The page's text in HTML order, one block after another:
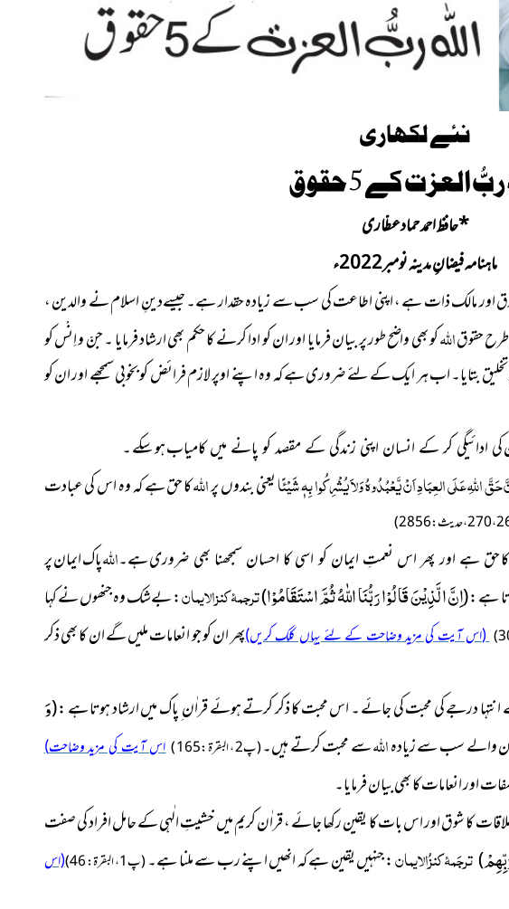
نئے لکھاری
العزت کے 5 حقوق
*حافظ احمد حمادعطّاری
ماہنامہ فیضانِ مدینہ نومبر2022ء
رازق اور مالک ذات ہے ، اپنی اطاعت کی سب سے زیادہ حقدار ہے۔ جیسےدینِ اسلام نے والدین ،
طرح حقوقاللہکو بھی واضح طور پر بیان فرمایا اور ان کو ادا کرنے کا حکم بھی ارشاد فرمایا ۔ جنّ و اِنْس کو
بتایا۔ اب ہر ایک کے لئے ضروری ہے کہ وہ اپنے اوپر لازم فرائض کو بخوبی سمجھے اور ان کو
کی ادائیگی کر کے انسان اپنی زندگی کے مقصد کو پانے میں کامیابہو سکے ۔
حَقَّ اللَّهِ عَلَى العِبَادِ اَنْ يَّعْبُدُوهُ وَلاَ يُشْرِكُوا بِهٖ شَيْئًایعنیبندوں پراللہکا حق ہے کہ وہ اس کی عبادت
کاحق ہے اور پھر اس نعمتِ ایمان کو اسی کا احسان سمجھنا بھی ضروریہے۔اللہپاک ایمان پر
ہے :(اِنَّ الَّذِیْنَ قَالُوْا رَبُّنَا اللّٰهُ ثُمَّ اسْتَقَامُوْا)ترجمۂ کنزالایمان: بےشک وہ جنھوں نے کہا
(اس آیت کی مزید وضاحت کے لئے یہاں کلک کریں)
پھر ان کو جو انعامات ملیں گے ان کا بھی ذکر
درجے کی محبت کی جائے ۔ اس محبت کا ذکر کرتے ہوئے قراٰن ِ پاک میں ارشاد ہوتا ہے :(وَ
والے سب سے زیادہاللہسے محبت کرتے ہیں۔( پ2 ، البقرۃ : 165 )
(اس آیت کی مزید وضاحت
اور انعامات کا بھی بیان فرمایا۔
کا شوق اور اس بات کا یقین رکھا جائے ، قراٰن کریم میں خشیتِ الٰہی کے حامل افراد کی صفت
)ترجَمۂ کنزُالایمان: جنہیں یقین ہے کہ انھیں اپنے رب سے ملنا ہے۔( پ1 ، البقرۃ : 46 )
(اس